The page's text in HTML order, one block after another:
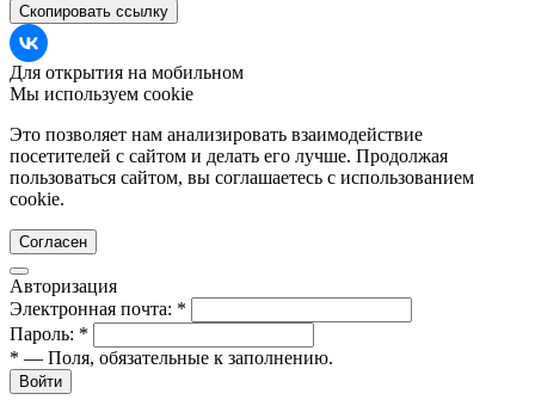
Скопировать ссылку
Для открытия на мобильном
Мы используем cookie
Это позволяет нам анализировать взаимодействие
посетителей с сайтом и делать его лучше. Продолжая
пользоваться сайтом, вы соглашаетесь с использованием
cookie.
Согласен
Авторизация
Электронная почта: *
Пароль: *
* — Поля, обязательные к заполнению.
Войти